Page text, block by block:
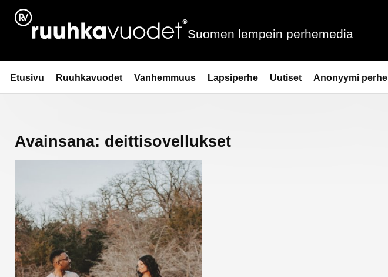
Siirry
sisältöön
Ruuhkavuodet.fi
Suomen lempein perhemedia
Etusivu Ruuhkavuodet Vanhemmuus Lapsiperhe Uutiset Anonyymi perhe
Avainsana: deittisovellukset